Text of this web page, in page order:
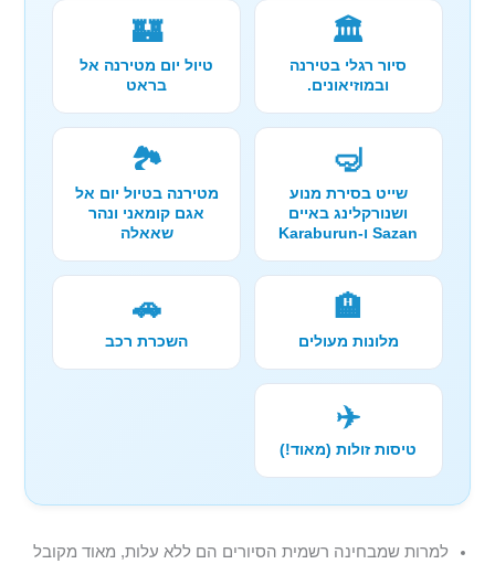
🏛️
סיור רגלי בטירנה
ובמוזיאונים.
🏰
טיול יום מטירנה אל
בראט
🤿
שייט בסירת מנוע
ושנורקלינג באיים
Sazan ו-Karaburun
🏞️
מטירנה בטיול יום אל
אגם קומאני ונהר
שאאלה
🏨
מלונות מעולים
🚗
השכרת רכב
✈️
טיסות זולות (מאוד!)
למרות שמבחינה רשמית הסיורים הם ללא עלות, מאוד מקובל